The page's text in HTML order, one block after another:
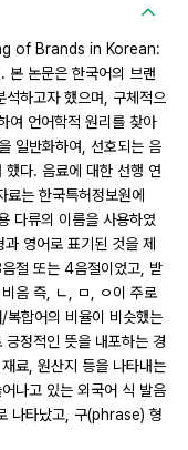
of Brands in Korean:
논문은 한국어의 브랜
석하고자 했으며, 구체적으
여 언어학적 원리를 찾아
일반화하여, 선호되는 음
다. 음료에 대한 선행 연
는 한국특허정보원에
다류의 이름을 사용하였
영어로 표기된 것을 제
절 또는 4음절이었고, 받
음 즉, ㄴ, ㅁ, ㅇ이 주로
복합어의 비율이 비슷했는
정적인 뜻을 내포하는 경
료, 원산지 등을 나타내는
나고 있는 외국어 식 발음
나타났고, 구(phrase) 형